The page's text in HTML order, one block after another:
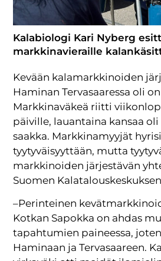
Kalabiologi Kari Nyberg
markkinavieraille
Kevään kalamarkkinoiden
Haminan Tervasaaressa oli
Markkinaväkeä riitti
päiville, lauantaina kansaa
saakka. Markkinamyyjät
tyytyväisyyttään, mutta
markkinoiden järjestävän
Suomen Kalatalouskeskuksen
–Perinteinen
Kotkan Sapokka on ahdas
tapahtumien paineessa,
Haminaan ja Tervasaareen.